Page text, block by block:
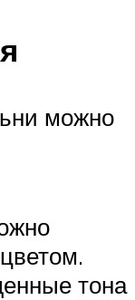
можно
тона